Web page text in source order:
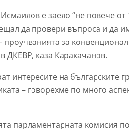
е заело “не повече от
да провери въпроса и да
за
ДКЕВР, каза Каракачанов.
интересите на българските
– говорехме по много
парламентарната комисия